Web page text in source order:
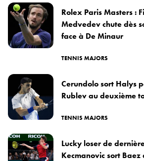
Rolex Paris Masters :
Medvedev chute dès
face à De Minaur
TENNIS MAJORS
Cerundolo sort Halys
Rublev au deuxième
TENNIS MAJORS
Lucky loser de
Kecmanovic sort